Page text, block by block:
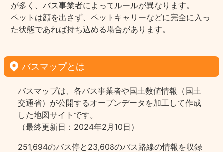
が多く、バス事業者によってルールが異なります。
ペットは顔を出さず、ペットキャリーなどに完全に入っ
た状態であれば持ち込める場合があります。
バスマップとは
バスマップは、各バス事業者や国土数値情報（国土
交通省）が公開するオープンデータを加工して作成
した地図サイトです。
（最終更新日：2024年2月10日）
251,694のバス停と23,608のバス路線の情報を収録